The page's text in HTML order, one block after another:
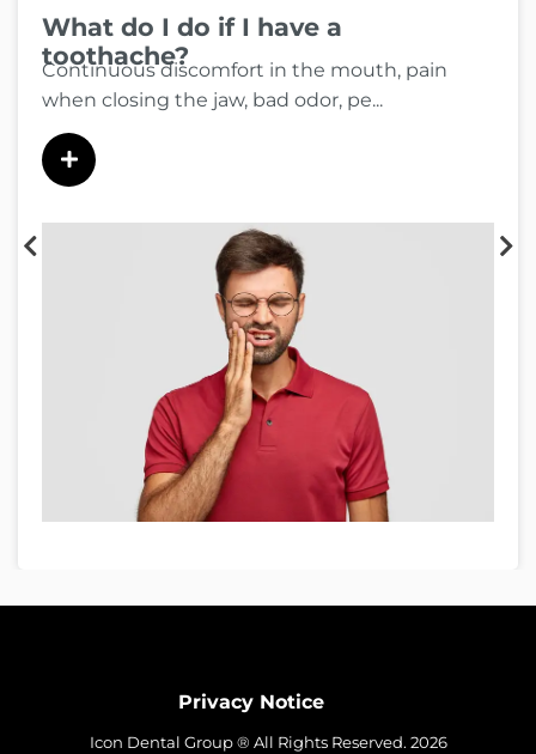
What do I do if I have a
toothache?
Continuous discomfort in the mouth, pain
when closing the jaw, bad odor, pe...
Privacy Notice
Icon Dental Group ® All Rights Reserved. 2026